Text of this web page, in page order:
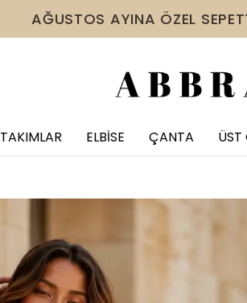
2 VE ÜZERİ ÜRÜNDE TÜM
TAKIMLAR ELBİSE ÇANTA ÜST